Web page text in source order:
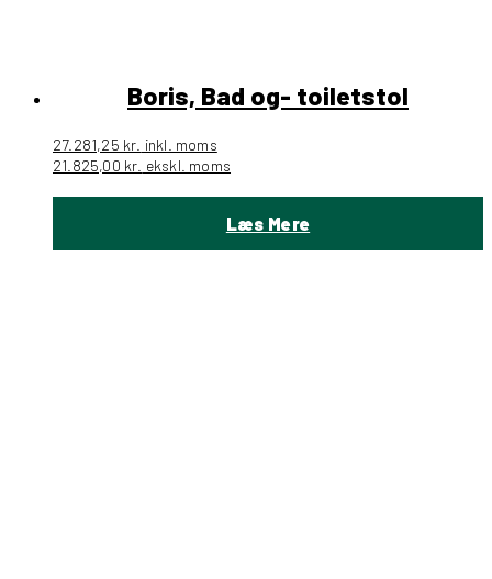
Boris, Bad og- toiletstol
27.281,25 kr. inkl. moms
21.825,00 kr. ekskl. moms
Læs Mere